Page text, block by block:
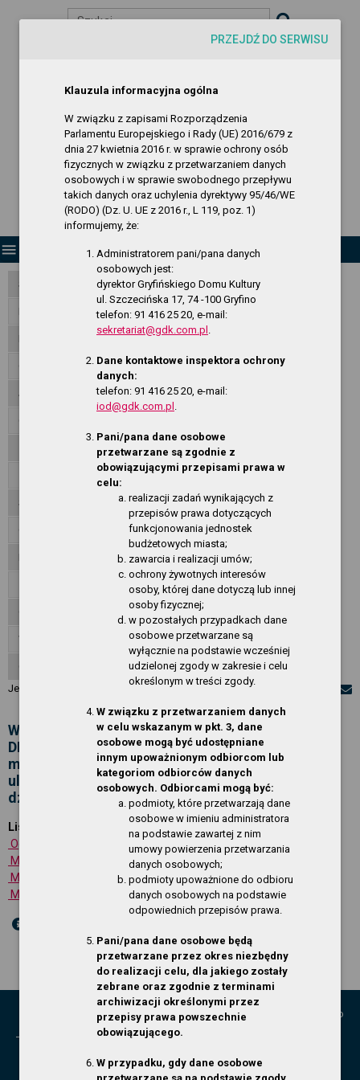
Szukaj
Biuletyn Informacji Publicznej
Gryfiński Dom Kultury
menu
Strona Główna
RODO - klauzula informacyjna
Organizacja działania
Jednostki organizacyjne
Zamówienia publiczne
Zarządzenia Dyrektora
Standardy Ochrony Małoletnich
Informacje finansowe
Załatwianie spraw, skargi, wnioski
Oświadczenia majątkowe
Wniosek o udostępnienie informacji publicznej
Jesteś w:
W związku z organizacją imprezy plenerowej pn.
DNI GRYFINA 2026 zaplanowanej w dniach 1-3
maja 2026 r. na Stadionie Miejskim w Gryfinie przy
ul. Sportowej, zapraszamy przedsiębiorców do
dzierżawy tere
Lista załączników:
Ogłoszenie
Mapa poglądowa 1
1.50 MB
Mapa poglądowa 2
1.31 MB
Mapa poglądowa 3
1.40 MB
ul. 1 Maja 16; 74-100 Gryfino
© Miasto i Gmina Gryfino
PRZEJDŹ DO SERWISU
Klauzula informacyjna ogólna
W związku z zapisami Rozporządzenia
Parlamentu Europejskiego i Rady (UE) 2016/679 z
dnia 27 kwietnia 2016 r. w sprawie ochrony osób
fizycznych w związku z przetwarzaniem danych
osobowych i w sprawie swobodnego przepływu
takich danych oraz uchylenia dyrektywy 95/46/WE
(RODO) (Dz. U. UE z 2016 r., L 119, poz. 1)
informujemy, że:
Administratorem pani/pana danych
osobowych jest:
dyrektor Gryfińskiego Domu Kultury
ul. Szczecińska 17, 74 -100 Gryfino
telefon: 91 416 25 20, e-mail:
sekretariat@gdk.com.pl .
Dane kontaktowe inspektora ochrony
danych:
telefon: 91 416 25 20, e-mail:
iod@gdk.com.pl .
Pani/pana dane osobowe
przetwarzane są zgodnie z
obowiązującymi przepisami prawa w
celu:
realizacji zadań wynikających z
przepisów prawa dotyczących
funkcjonowania jednostek
budżetowych miasta;
zawarcia i realizacji umów;
ochrony żywotnych interesów
osoby, której dane dotyczą lub innej
osoby fizycznej;
w pozostałych przypadkach dane
osobowe przetwarzane są
wyłącznie na podstawie wcześniej
udzielonej zgody w zakresie i celu
określonym w treści zgody.
W związku z przetwarzaniem danych
w celu wskazanym w pkt. 3, dane
osobowe mogą być udostępniane
innym upoważnionym odbiorcom lub
kategoriom odbiorców danych
osobowych. Odbiorcami mogą być:
podmioty, które przetwarzają dane
osobowe w imieniu administratora
na podstawie zawartej z nim
umowy powierzenia przetwarzania
danych osobowych;
podmioty upoważnione do odbioru
danych osobowych na podstawie
odpowiednich przepisów prawa.
Pani/pana dane osobowe będą
przetwarzane przez okres niezbędny
do realizacji celu, dla jakiego zostały
zebrane oraz zgodnie z terminami
archiwizacji określonymi przez
przepisy prawa powszechnie
obowiązującego.
W przypadku, gdy dane osobowe